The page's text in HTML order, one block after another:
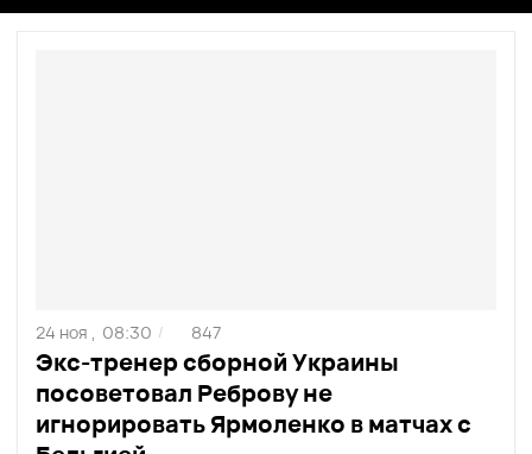
Экс-тренер сборной Украины
посоветовал Реброву не
игнорировать Ярмоленко в матчах с
24 ноя , 08:30 / 847